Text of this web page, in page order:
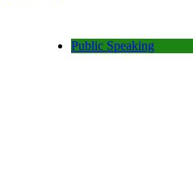
Public Speaking